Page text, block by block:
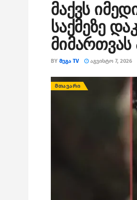
მაქვს
საქმეზე
BY ᲛᲔᲒᲐ TV ᲐᲒᲕᲘᲡᲢᲝ 7, 2026
ᲛᲗᲐᲕᲐᲠᲘ